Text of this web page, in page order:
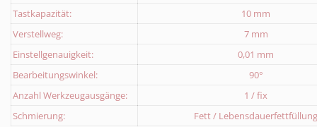
Tastkapazität:
10 mm
Verstellweg:
7 mm
Einstellgenauigkeit:
0,01 mm
Bearbeitungswinkel:
90°
Anzahl Werkzeugausgänge:
1 / fix
Schmierung:
Fett / Lebensdauerfettfüllung